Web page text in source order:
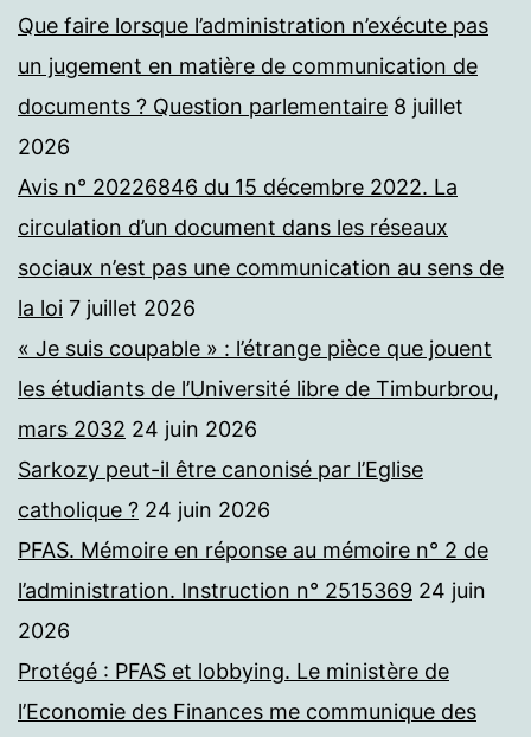
Que faire lorsque l’administration n’exécute pas
un jugement en matière de communication de
documents ? Question parlementaire 8 juillet
2026
Avis n° 20226846 du 15 décembre 2022. La
circulation d’un document dans les réseaux
sociaux n’est pas une communication au sens de
la loi 7 juillet 2026
« Je suis coupable » : l’étrange pièce que jouent
les étudiants de l’Université libre de Timburbrou,
mars 2032 24 juin 2026
Sarkozy peut-il être canonisé par l’Eglise
catholique ? 24 juin 2026
PFAS. Mémoire en réponse au mémoire n° 2 de
l’administration. Instruction n° 2515369 24 juin
2026
Protégé : PFAS et lobbying. Le ministère de
l’Economie des Finances me communique des